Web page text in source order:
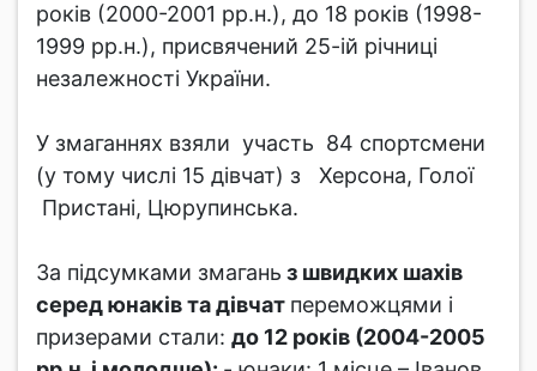
років (2000-2001 рр.н.), до 18 років (1998-
1999 рр.н.), присвячений 25-ій річниці
незалежності України.
У змаганнях взяли участь 84 спортсмени
(у тому числі 15 дівчат) з Херсона, Голої
Пристані, Цюрупинська.
За підсумками змагань з швидких шахів
серед юнаків та дівчат переможцями і
призерами стали: до 12 років (2004-2005